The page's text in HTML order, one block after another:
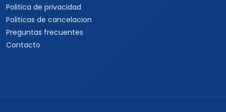
Politica de privacidad
Politicas de cancelacion
Preguntas frecuentes
Contacto